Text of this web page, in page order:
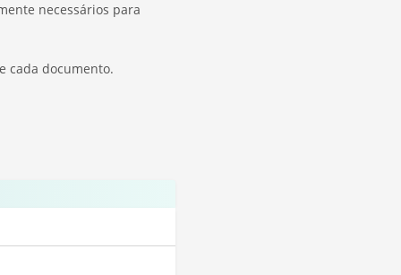
necessários para
cada documento.